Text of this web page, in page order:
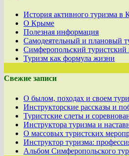
История активного туризма в
О Крыме
Полезная информация
Самодеятельный и плановый
Симферопольский туристский
Туризм как формула жизни
Свежие записи
О былом, походах и своем
Инструкторские рассказы и
Туристские слеты и
Инструктора туризма и
О массовых туристских
Инструктор туризма:
Альбом Симферопольского